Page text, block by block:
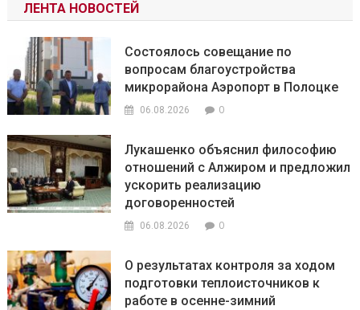
ЛЕНТА НОВОСТЕЙ
Состоялось совещание по
вопросам благоустройства
микрорайона Аэропорт в Полоцке
06.08.2026 0
Лукашенко объяснил философию
отношений с Алжиром и предложил
ускорить реализацию
договоренностей
06.08.2026 0
О результатах контроля за ходом
подготовки теплоисточников к
работе в осенне-зимний